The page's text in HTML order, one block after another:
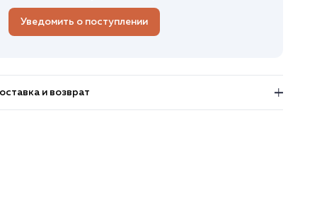
Уведомить о поступлении
и возврат